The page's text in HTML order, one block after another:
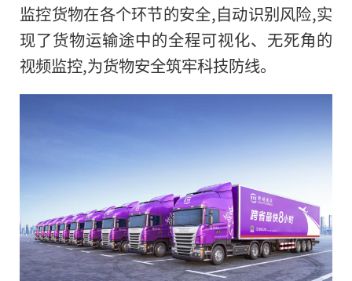
监控货物在各个环节的安全,自动识别风险,实
现了货物运输途中的全程可视化、无死角的
视频监控,为货物安全筑牢科技防线。